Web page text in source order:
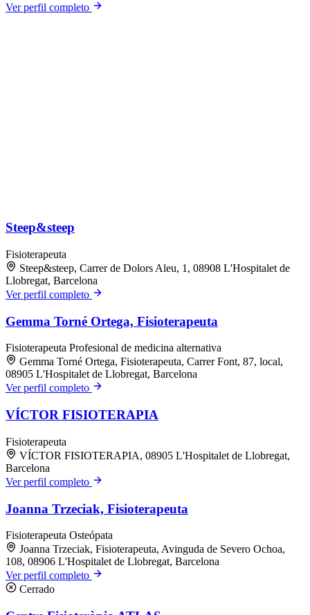
Ver perfil completo
Steep&steep
Fisioterapeuta
Steep&steep, Carrer de Dolors Aleu, 1, 08908 L'Hospitalet de
Llobregat, Barcelona
Ver perfil completo
Gemma Torné Ortega, Fisioterapeuta
Fisioterapeuta Profesional de medicina alternativa
Gemma Torné Ortega, Fisioterapeuta, Carrer Font, 87, local,
08905 L'Hospitalet de Llobregat, Barcelona
Ver perfil completo
VÍCTOR FISIOTERAPIA
Fisioterapeuta
VÍCTOR FISIOTERAPIA, 08905 L'Hospitalet de Llobregat,
Barcelona
Ver perfil completo
Joanna Trzeciak, Fisioterapeuta
Fisioterapeuta Osteópata
Joanna Trzeciak, Fisioterapeuta, Avinguda de Severo Ochoa,
108, 08906 L'Hospitalet de Llobregat, Barcelona
Ver perfil completo
Cerrado